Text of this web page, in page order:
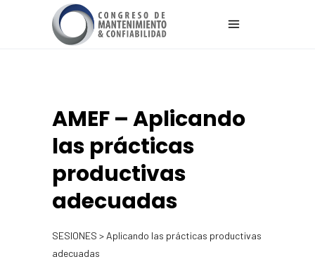
AMEF – Aplicando
las prácticas
productivas
adecuadas
SESIONES > Aplicando las prácticas productivas
adecuadas